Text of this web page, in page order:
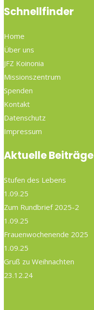
Schnellfinder
Home
Über uns
JFZ Koinonia
Missionszentrum
Spenden
Kontakt
Datenschutz
Impressum
Aktuelle Beiträge
Stufen des Lebens
1.09.25
Zum Rundbrief 2025-2
1.09.25
Frauenwochenende 2025
1.09.25
Gruß zu Weihnachten
23.12.24